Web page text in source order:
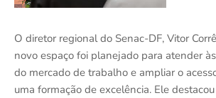
O diretor regional do Senac-DF, Vitor
novo espaço foi planejado para atender
do mercado de trabalho e ampliar o
uma formação de excelência. Ele